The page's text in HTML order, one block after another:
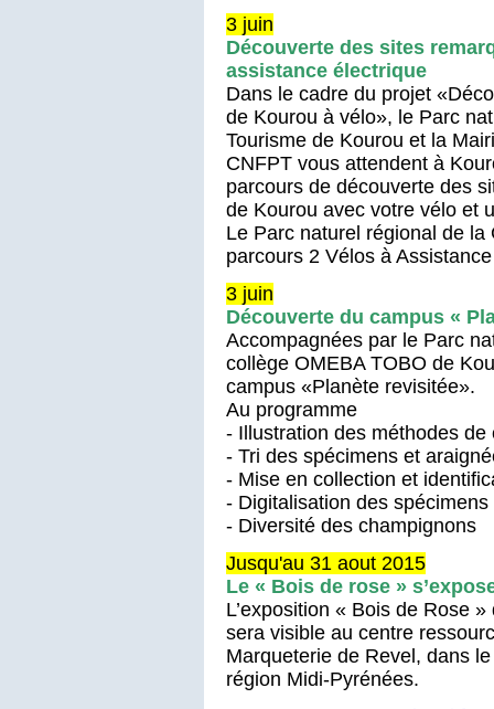
3 juin
Découverte des sites
assistance électrique
Dans le cadre du projet
de Kourou à vélo», le Parc
Tourisme de Kourou et la
CNFPT vous attendent à
parcours de découverte des
de Kourou avec votre vélo et
Le Parc naturel régional de
parcours 2 Vélos à
3 juin
Découverte du campus «
Accompagnées par le Parc
collège OMEBA TOBO de
campus «Planète revisitée».
Au programme
- Illustration des méthodes
- Tri des spécimens et
- Mise en collection et
- Digitalisation des spécimens
- Diversité des champignons
Jusqu'au 31 aout 2015
Le « Bois de rose »
L’exposition « Bois de Rose
sera visible au centre
Marqueterie de Revel, dans
région Midi-Pyrénées.